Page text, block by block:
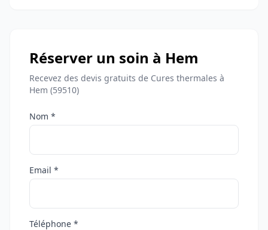
Réserver un soin à Hem
Recevez des devis gratuits de Cures thermales à
Hem (59510)
Nom *
Email *
Téléphone *